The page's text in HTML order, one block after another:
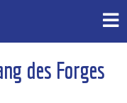
des Forges